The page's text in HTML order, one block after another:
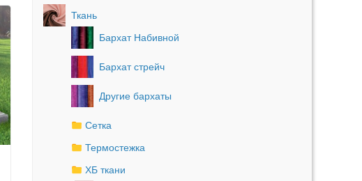
Ткань
Бархат Набивной
Бархат стрейч
Другие бархаты
Сетка
Термостежка
ХБ ткани